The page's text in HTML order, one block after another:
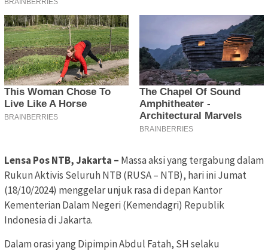
Lensa Pos NTB, Jakarta – Massa aksi yang tergabung dalam
Rukun Aktivis Seluruh NTB (RUSA – NTB), hari ini Jumat
(18/10/2024) menggelar unjuk rasa di depan Kantor
Kementerian Dalam Negeri (Kemendagri) Republik
Indonesia di Jakarta.
Dalam orasi yang Dipimpin Abdul Fatah, SH selaku